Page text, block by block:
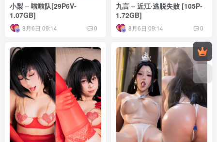
小梨 – 啦啦队[29P6V-
1.07GB]
8月6日 09:14 0
九言 – 近江·逃脱失败 [105P-
1.72GB]
8月6日 09:14 0